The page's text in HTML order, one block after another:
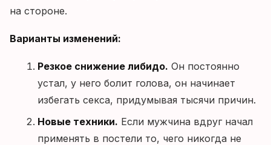
на стороне.
Варианты изменений:
Резкое снижение либидо. Он постоянно
устал, у него болит голова, он начинает
избегать секса, придумывая тысячи причин.
Новые техники. Если мужчина вдруг начал
применять в постели то, чего никогда не